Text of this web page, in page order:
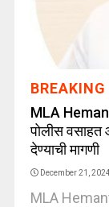
BREAKING
MLA
पोलीस वसाहत
देण्याची मागणी
December 21, 2024
MLA